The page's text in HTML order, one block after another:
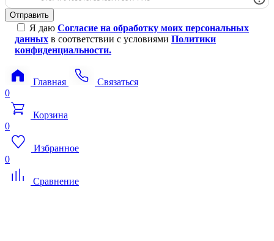
Я даю Согласие на обработку моих персональных
данных в соответствии с условиями Политики
конфиденциальности.
Главная
Связаться
0
Корзина
0
Избранное
0
Сравнение